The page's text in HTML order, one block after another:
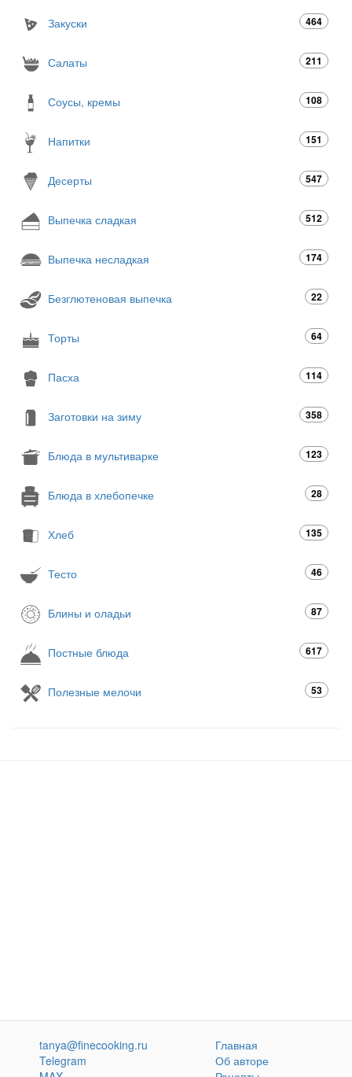
Закуски 464
Салаты 211
Соусы, кремы 108
Напитки 151
Десерты 547
Выпечка сладкая 512
Выпечка несладкая 174
Безглютеновая выпечка 22
Торты 64
Пасха 114
Заготовки на зиму 358
Блюда в мультиварке 123
Блюда в хлебопечке 28
Хлеб 135
Тесто 46
Блины и оладьи 87
Постные блюда 617
Полезные мелочи 53
tanya@finecooking.ru
Telegram
Главная
Об авторе